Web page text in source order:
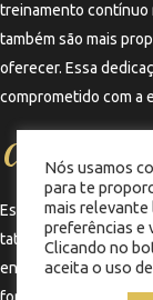
treinamento contínuo
também são mais
oferecer. Essa
comprometido com a
Construindo
Estabelecer uma
tatuagem ou
envolve não apenas
forma como os
Nós usamos
para te
mais relevante
preferências e
Clicando no
aceita o uso